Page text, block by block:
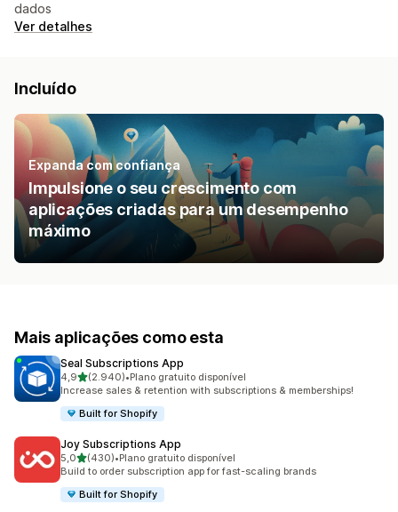
dados
Ver detalhes
Incluído
Expanda com confiança
Impulsione o seu crescimento com
aplicações criadas para um desempenho
máximo
Mais aplicações como esta
Seal Subscriptions App
4,9de 5 estrelas
(2.940)
2940 total de avaliações
•Plano gratuito disponível
Increase sales & retention with subscriptions & memberships!
Built for Shopify
Joy Subscriptions App
5,0de 5 estrelas
(430)
430 total de avaliações
•Plano gratuito disponível
Build to order subscription app for fast-scaling brands
Built for Shopify